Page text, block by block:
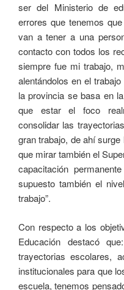
ser del Ministerio de
errores que tenemos
van a tener a una
contacto con todos los
siempre fue mi trabajo,
alentándolos en el
la provincia se basa en
que estar el foco
consolidar las
gran trabajo, de ahí
que mirar también el
capacitación
supuesto también el
trabajo”.
Con respecto a los
Educación destacó
trayectorias escolares,
institucionales para que
escuela, tenemos